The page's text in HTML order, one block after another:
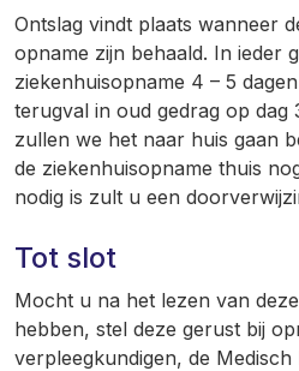
Ontslag vindt plaats wanneer
opname zijn behaald. In ieder
ziekenhuisopname 4 – 5
terugval in oud gedrag op dag
zullen we het naar huis gaan
de ziekenhuisopname thuis
nodig is zult u een
Tot slot
Mocht u na het lezen van
hebben, stel deze gerust bij
verpleegkundigen, de